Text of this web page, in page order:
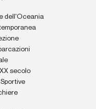
dell'Oceania
secolo